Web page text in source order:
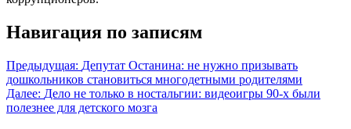
Навигация по записям
Предыдущая: Депутат Останина: не нужно призывать
дошкольников становиться многодетными родителями
Далее: Дело не только в ностальгии: видеоигры 90-х были
полезнее для детского мозга